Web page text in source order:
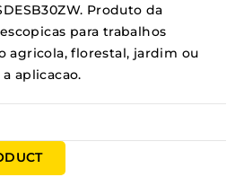
Produto da
para trabalhos
agricola, florestal, jardim ou
aplicacao.